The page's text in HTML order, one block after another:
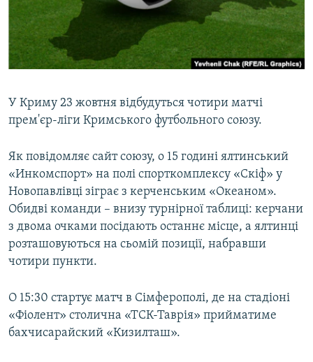
ВІДЕОУРОКИ «ELIFBE»
СВІДЧЕННЯ ОКУПАЦІЇ
УКРАЇНСЬКА ПРОБЛЕМА КРИМУ
Русский
Qırımtatar
Усі сайти RFE/RL
У Криму 23 жовтня відбудуться чотири матчі
прем'єр-ліги Кримського футбольного союзу.
Як повідомляє сайт союзу, о 15 годині ялтинський
«Инкомспорт» на полі спорткомплексу «Скіф» у
Новопавлівці зіграє з керченським «Океаном».
Обидві команди – внизу турнірної таблиці: керчани
з двома очками посідають останнє місце, а ялтинці
розташовуються на сьомій позиції, набравши
чотири пункти.
О 15:30 стартує матч в Сімферополі, де на стадіоні
«Фіолент» столична «ТСК-Таврія» прийматиме
бахчисарайский «Кизилташ».